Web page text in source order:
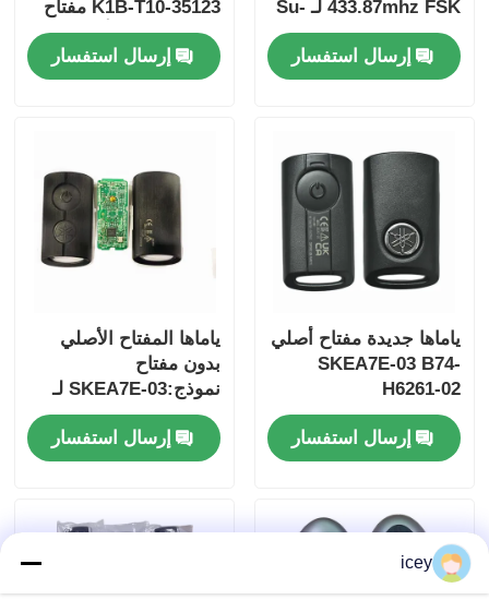
منزل
المنتجات
أشرطة فيديو
433.87mhz FSK لـ Su-
zuki Jim-ny 2005-2017
بدون رقاقة 37182-A7
فقط التحكم للجملة
إرسال استفسار
35123-K1B-T10 مفتاح
سيارة ذو ثلاثة أزرار
إرسال استفسار
ياماها جديدة مفتاح أصلي
SKEA7E-03 B74-
H6261-02
إرسال استفسار
ياماها المفتاح الأصلي
بدون مفتاح
نموذج:SKEA7E-03 لـ
Yamaha Smart
Remote Key B74-
H6261-02/662F-
إرسال استفسار
icey